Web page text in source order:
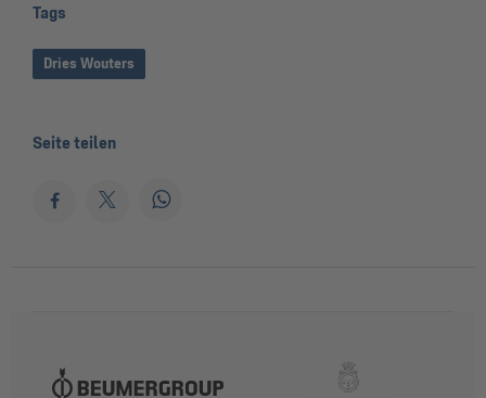
Tags
Dries Wouters
Seite teilen